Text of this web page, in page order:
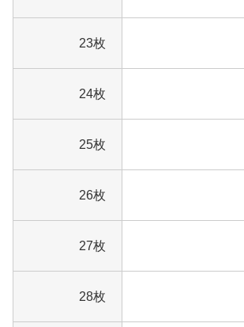
23枚
24枚
25枚
26枚
27枚
28枚